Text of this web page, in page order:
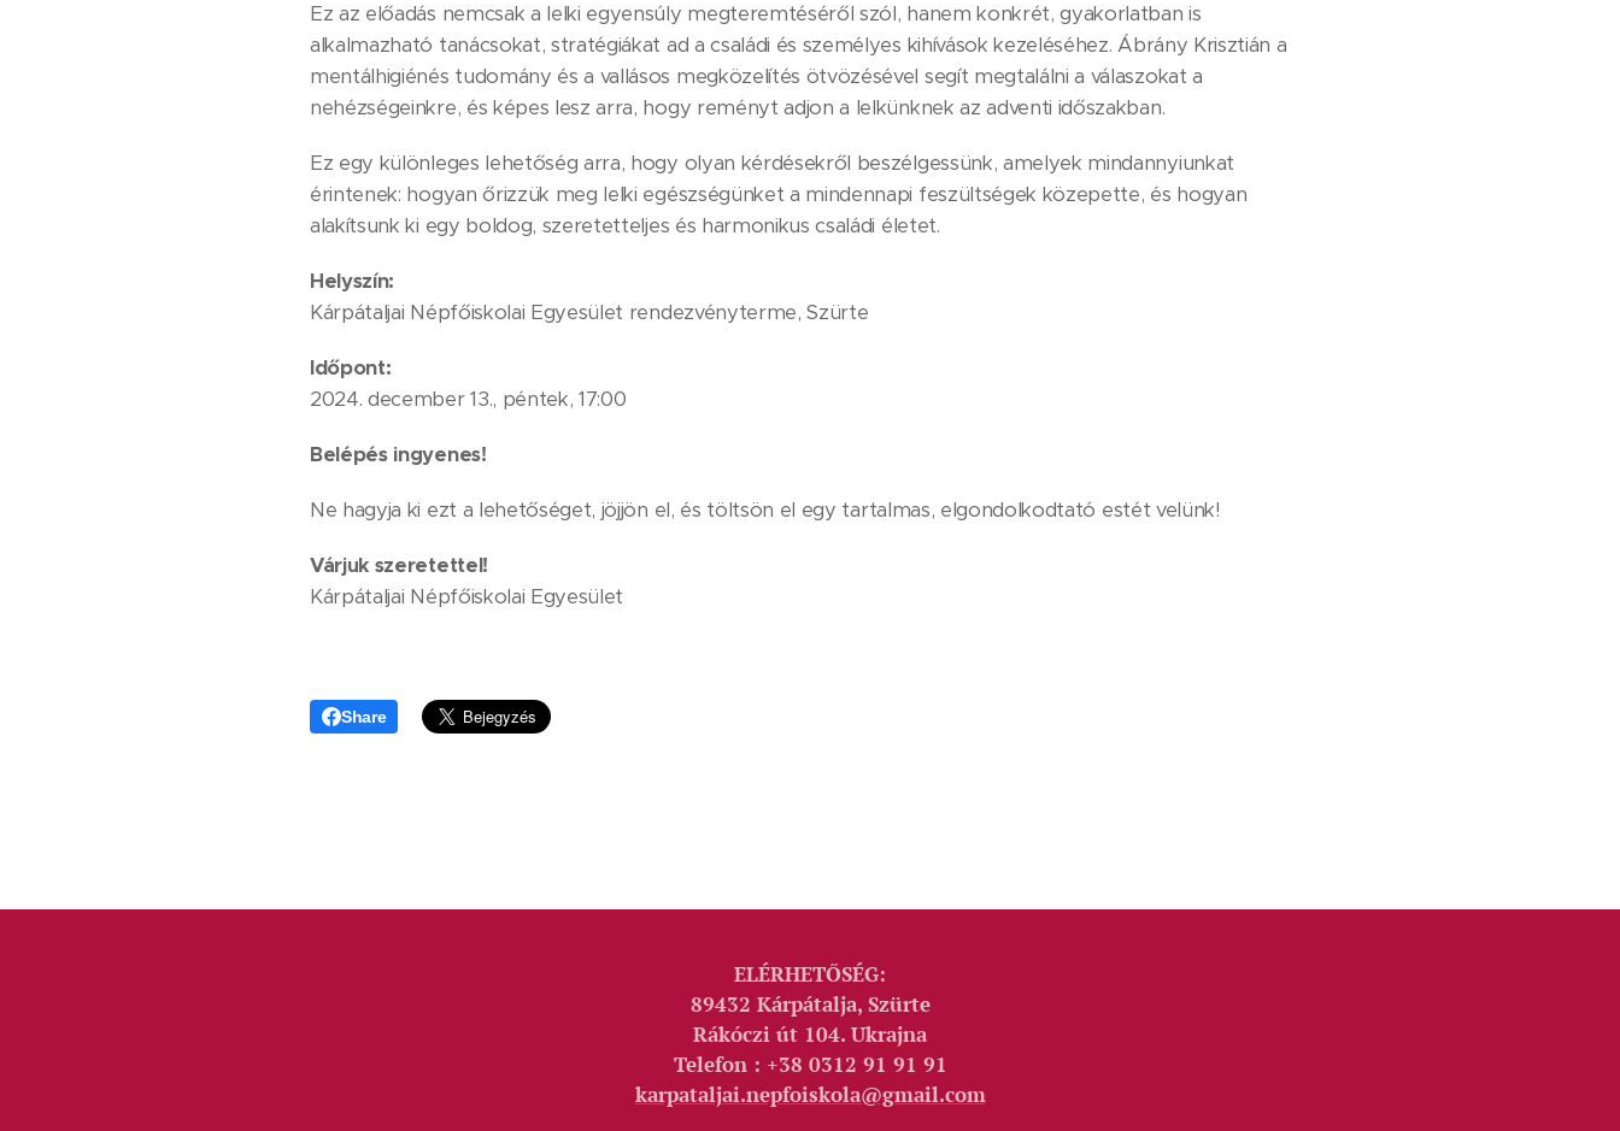
Ez az előadás nemcsak a lelki egyensúly megteremtéséről szól, hanem konkrét, gyakorlatban is
alkalmazható tanácsokat, stratégiákat ad a családi és személyes kihívások kezeléséhez. Ábrány Krisztián a
mentálhigiénés tudomány és a vallásos megközelítés ötvözésével segít megtalálni a válaszokat a
nehézségeinkre, és képes lesz arra, hogy reményt adjon a lelkünknek az adventi időszakban.
Ez egy különleges lehetőség arra, hogy olyan kérdésekről beszélgessünk, amelyek mindannyiunkat
érintenek: hogyan őrizzük meg lelki egészségünket a mindennapi feszültségek közepette, és hogyan
alakítsunk ki egy boldog, szeretetteljes és harmonikus családi életet.
Helyszín:
Kárpátaljai Népfőiskolai Egyesület rendezvényterme, Szürte
Időpont:
2024. december 13., péntek, 17:00
Belépés ingyenes!
Ne hagyja ki ezt a lehetőséget, jöjjön el, és töltsön el egy tartalmas, elgondolkodtató estét velünk!
Várjuk szeretettel!
Kárpátaljai Népfőiskolai Egyesület
Share
ELÉRHETŐSÉG:
89432 Kárpátalja, Szürte
Rákóczi út 104. Ukrajna
Telefon : +38 0312 91 91 91
karpataljai.nepfoiskola@gmail.com